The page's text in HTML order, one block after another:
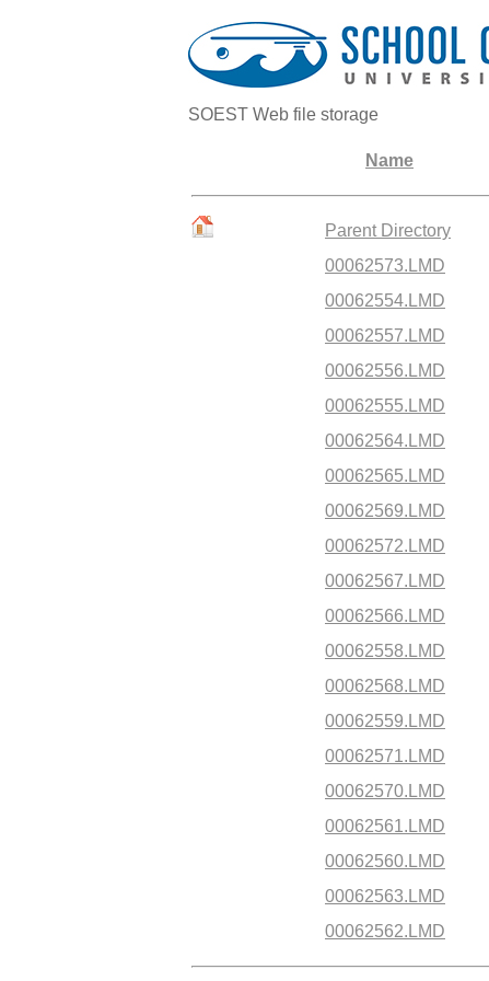
SOEST Web file storage
Name
Parent Directory
00062573.LMD
00062554.LMD
00062557.LMD
00062556.LMD
00062555.LMD
00062564.LMD
00062565.LMD
00062569.LMD
00062572.LMD
00062567.LMD
00062566.LMD
00062558.LMD
00062568.LMD
00062559.LMD
00062571.LMD
00062570.LMD
00062561.LMD
00062560.LMD
00062563.LMD
00062562.LMD